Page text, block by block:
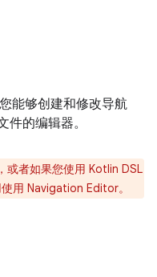
能够创建和修改导航
件的编辑器。
或者如果您使用 Kotlin DSL
用 Navigation Editor。